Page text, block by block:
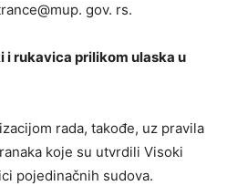
gov. rs.
i rukavica prilikom ulaska u
rada, takođe, uz pravila
koje su utvrdili Visoki
pojedinačnih sudova.